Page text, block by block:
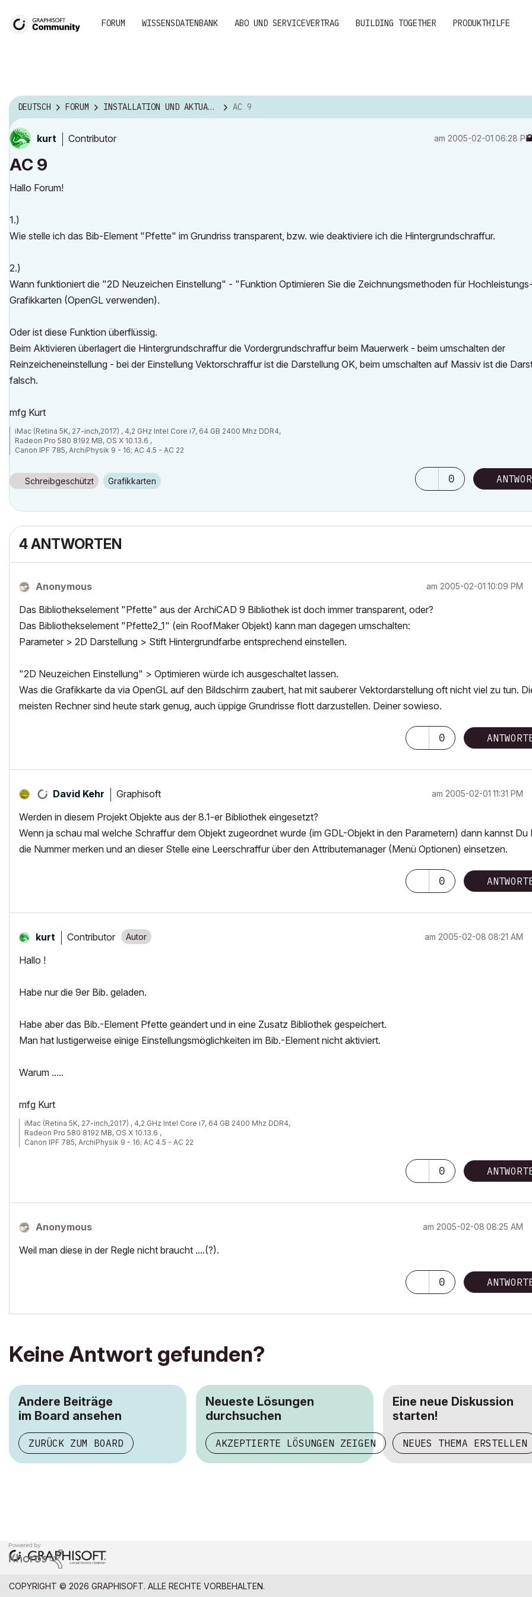
FORUM WISSENSDATENBANK ABO UND SERVICEVERTRAG BUILDING TOGETHER PRODUKTHILFE
DEUTSCH FORUM INSTALLATION UND AKTUALISIERUNG AC 9
kurt Contributor am ‎2005-02-01 06:28 PM
AC 9
Hallo Forum!
1.)
Wie stelle ich das Bib-Element "Pfette" im Grundriss transparent, bzw. wie deaktiviere ich die Hintergrundschraffur.
2.)
Wann funktioniert die "2D Neuzeichen Einstellung" - "Funktion Optimieren Sie die Zeichnungsmethoden für
Grafikkarten (OpenGL verwenden).
Oder ist diese Funktion überflüssig.
Beim Aktivieren überlagert die Hintergrundschraffur die Vordergrundschraffur beim Mauerwerk - beim umschalten der
Reinzeicheneinstellung - bei der Einstellung Vektorschraffur ist die Darstellung OK, beim umschalten auf Massiv ist die
falsch.
mfg Kurt
iMac (Retina 5K, 27-inch,2017) , 4,2 GHz Intel Core i7, 64 GB 2400 Mhz DDR4,
Radeon Pro 580 8192 MB, OS X 10.13.6 ,
Canon IPF 785, ArchiPhysik 9 - 16; AC 4.5 - AC 22
Schreibgeschützt Grafikkarten 0
4 ANTWORTEN
Anonymous am ‎2005-02-01 10:09 PM
Das Bibliothekselement "Pfette" aus der ArchiCAD 9 Bibliothek ist doch immer transparent, oder?
Das Bibliothekselement "Pfette2_1" (ein RoofMaker Objekt) kann man dagegen umschalten:
Parameter > 2D Darstellung > Stift Hintergrundfarbe entsprechend einstellen.
"2D Neuzeichen Einstellung" > Optimieren würde ich ausgeschaltet lassen.
Was die Grafikkarte da via OpenGL auf den Bildschirm zaubert, hat mit sauberer Vektordarstellung oft nicht viel zu tun.
meisten Rechner sind heute stark genug, auch üppige Grundrisse flott darzustellen. Deiner sowieso.
0
David Kehr Graphisoft am ‎2005-02-01 11:31 PM
Werden in diesem Projekt Objekte aus der 8.1-er Bibliothek eingesetzt?
Wenn ja schau mal welche Schraffur dem Objekt zugeordnet wurde (im GDL-Objekt in den Parametern) dann kannst Du
die Nummer merken und an dieser Stelle eine Leerschraffur über den Attributemanager (Menü Optionen) einsetzen.
0
kurt Contributor am ‎2005-02-08 08:21 AM
Hallo !
Habe nur die 9er Bib. geladen.
Habe aber das Bib.-Element Pfette geändert und in eine Zusatz Bibliothek gespeichert.
Man hat lustigerweise einige Einstellungsmöglichkeiten im Bib.-Element nicht aktiviert.
Warum .....
mfg Kurt
iMac (Retina 5K, 27-inch,2017) , 4,2 GHz Intel Core i7, 64 GB 2400 Mhz DDR4,
Radeon Pro 580 8192 MB, OS X 10.13.6 ,
Canon IPF 785, ArchiPhysik 9 - 16; AC 4.5 - AC 22
0
Anonymous am ‎2005-02-08 08:25 AM
Weil man diese in der Regle nicht braucht ....(?).
0
Keine Antwort gefunden?
Andere Beiträge
im Board ansehen
ZURÜCK ZUM BOARD
Neueste Lösungen
durchsuchen
AKZEPTIERTE LÖSUNGEN ZEIGEN
Eine neue Diskussion
starten!
NEUES THEMA ERSTELLEN
COPYRIGHT © 2026 GRAPHISOFT. ALLE RECHTE VORBEHALTEN.